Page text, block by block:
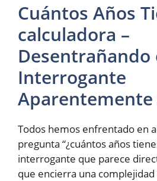
Cuántos Años
calculadora –
Desentrañando
Interrogante
Aparentemente
Todos hemos enfrentado en
pregunta “¿cuántos años
interrogante que parece
que encierra una